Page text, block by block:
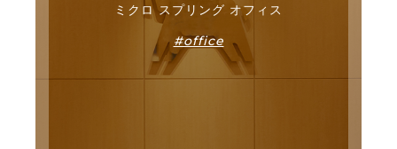
ミクロ スプリング オフィス
#office